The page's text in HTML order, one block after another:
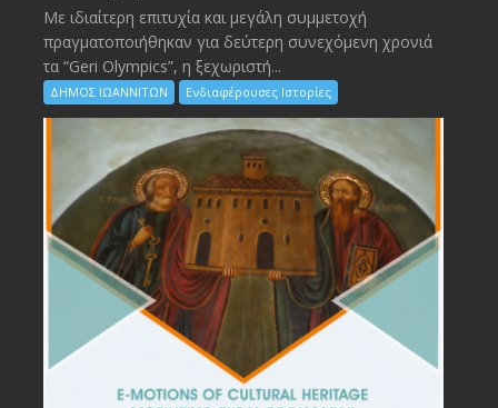
Με ιδιαίτερη επιτυχία και μεγάλη συμμετοχή
πραγματοποιήθηκαν για δεύτερη συνεχόμενη χρονιά
τα “Geri Olympics”, η ξεχωριστή...
ΔΗΜΟΣ ΙΩΑΝΝΙΤΩΝ Ενδιαφέρουσες Ιστορίες